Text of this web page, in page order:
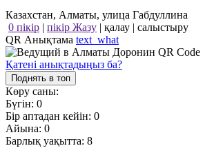
Казахстан, Алматы, улица Габдуллина
0 пікір | пікір Жазу | қалау | салыстыру
QR Анықтама text_what
Қатені анықтадыңыз ба?
Поднять в топ
Көру саны:
Бүгін: 0
Бір аптадан кейін: 0
Айына: 0
Барлық уақытта: 8